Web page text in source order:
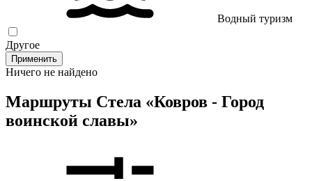
Водный туризм
Другое
Применить
Ничего не найдено
Маршруты Стела «Ковров - Город
воинской славы»